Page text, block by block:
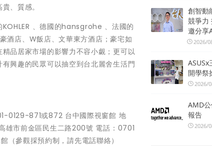
、質感。
、德國的hansgrohe 、法國的
酒店、W飯店、文華東方酒店；豪宅如
品居家市場的影響力不容小覷；更可以
興趣的民眾可以抽空到台北麗舍生活門
0129-871或872 台中國際視窗館 地
市前金區民生二路200號 電話：0701
參觀採預約制，請先電話聯絡）
創智動
競爭力
邀分享
2026/
開學祭
2026/
AMD
報告
2026/